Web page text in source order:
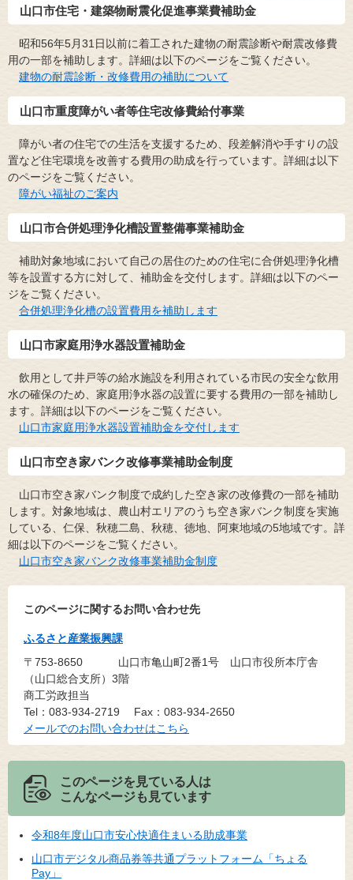
山口市住宅・建築物耐震化促進事業費補助金
昭和56年5月31日以前に着工された建物の耐震診断や耐震改修費
用の一部を補助します。詳細は以下のページをご覧ください。
建物の耐震診断・改修費用の補助について
山口市重度障がい者等住宅改修費給付事業
障がい者の住宅での生活を支援するため、段差解消や手すりの設
置など住宅環境を改善する費用の助成を行っています。詳細は以下
のページをご覧ください。
障がい福祉のご案内
山口市合併処理浄化槽設置整備事業補助金
補助対象地域において自己の居住のための住宅に合併処理浄化槽
等を設置する方に対して、補助金を交付します。​詳細は以下のペー
ジをご覧ください。​
合併処理浄化槽の設置費用を補助します​
山口市家庭用浄水器設置補助金
飲用として井戸等の給水施設を利用されている市民の安全な飲用
水の確保のため、家庭用浄水器の設置に要する費用の一部を補助し
ます。​詳細は以下のページをご覧ください。​
山口市家庭用浄水器設置補助金を交付します​
山口市空き家バンク改修事業補助金制度
山口市空き家バンク制度で成約した空き家の改修費の一部を補助
します。対象地域は、農山村エリアのうち空き家バンク制度を実施
している、仁保、秋穂二島、秋穂、徳地、阿東地域の5地域です。詳
細は以下のページをご覧ください。​
山口市空き家バンク改修事業補助金制度​
このページに関するお問い合わせ先
ふるさと産業振興課
〒753-8650
山口市亀山町2番1号 山口市役所本庁舎
（山口総合支所）3階
商工労政担当
Tel：083-934-2719
Fax：083-934-2650
メールでのお問い合わせはこちら
このページを見ている人は
こんなページも見ています
令和8年度山口市安心快適住まいる助成事業
山口市デジタル商品券等共通プラットフォーム「ちょる
Pay」